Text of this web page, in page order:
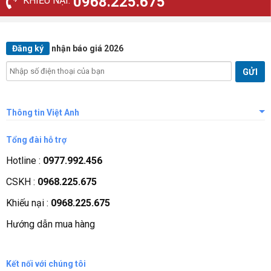
Đăng ký nhận báo giá 2026
Thông tin Việt Anh
Giới thiệu công ty
Tầm nhìn sứ mệnh
Quá trình phát triển
Các chứng nhận
Liên hệ, góp ý
Tổng đài hỗ trợ
Hotline : 0977.992.456
CSKH : 0968.225.675
Khiếu nại : 0968.225.675
Hướng dẫn mua hàng
Kết nối với chúng tôi